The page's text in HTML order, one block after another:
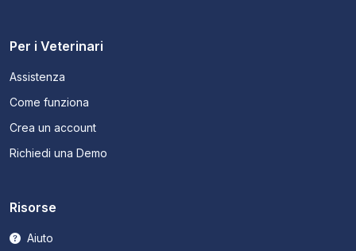
Per i Veterinari
Assistenza
Come funziona
Crea un account
Richiedi una Demo
Risorse
Aiuto